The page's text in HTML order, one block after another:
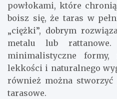
powłokami, które
boisz się, że taras w
„ciężki”, dobrym
metalu lub
minimalistyczne
lekkości i naturalnego
również można
tarasowe.